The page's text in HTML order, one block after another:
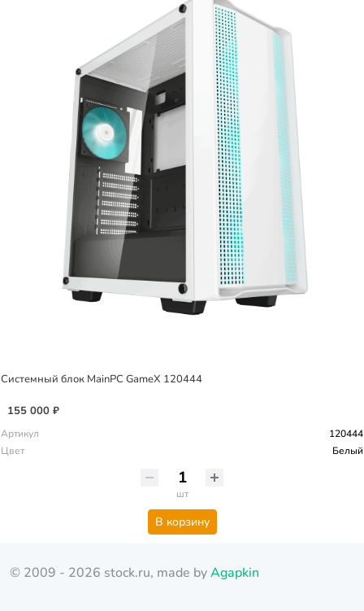
Системный блок MainPC GameX 120444
155 000 ₽
Артикул
120444
Цвет
Белый
шт
В корзину
© 2009 - 2026 stock.ru, made byAgapkin